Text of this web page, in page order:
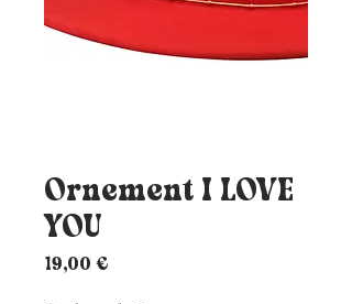
Ornement I LOVE
YOU
19,00 €